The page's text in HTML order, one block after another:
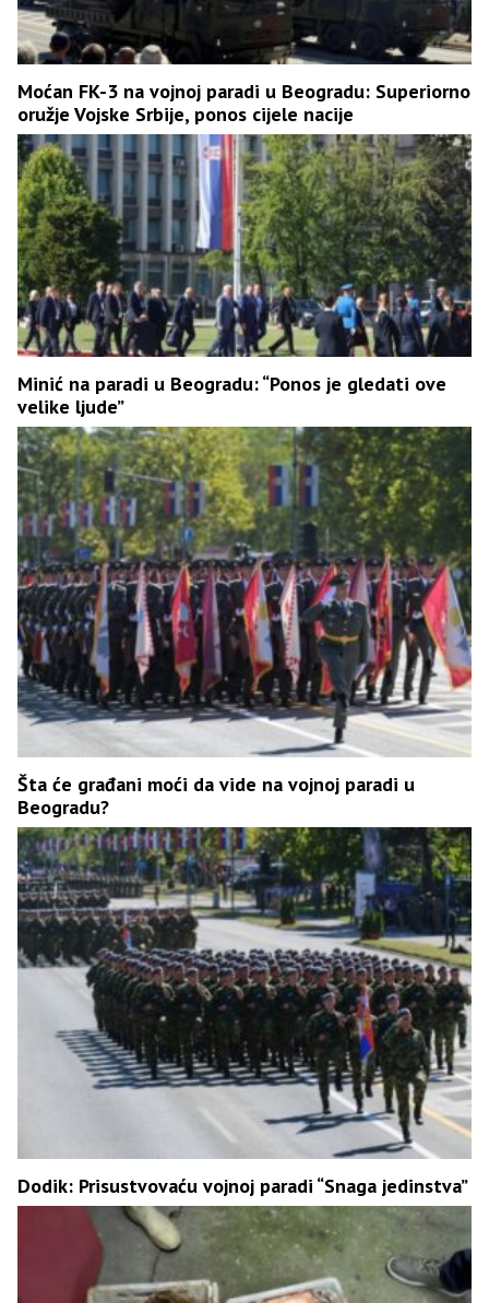
Moćan FK-3 na vojnoj paradi u Beogradu: Superiorno
oružje Vojske Srbije, ponos cijele nacije
Minić na paradi u Beogradu: “Ponos je gledati ove
velike ljude”
Šta će građani moći da vide na vojnoj paradi u
Beogradu?
Dodik: Prisustvovaću vojnoj paradi “Snaga jedinstva”